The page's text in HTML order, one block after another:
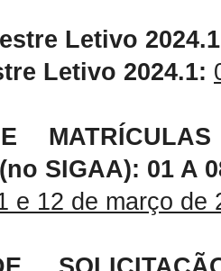
Letivo
Letivo 2024.1:
(no SIGAA): 01 A
e 12 de março de